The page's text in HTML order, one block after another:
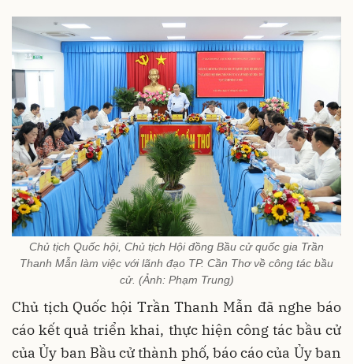
Chủ tịch Quốc hội, Chủ tịch Hội đồng Bầu cử quốc gia Trần
Thanh Mẫn làm việc với lãnh đạo TP. Cần Thơ về công tác bầu
cử. (Ảnh: Phạm Trung)
Chủ tịch Quốc hội Trần Thanh Mẫn đã nghe báo
cáo kết quả triển khai, thực hiện công tác bầu cử
của Ủy ban Bầu cử thành phố, báo cáo của Ủy ban